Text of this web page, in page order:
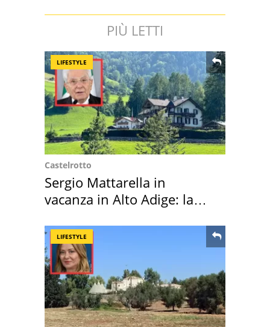
PIÙ LETTI
LIFESTYLE
Castelrotto
Sergio Mattarella in
vacanza in Alto Adige: la
LIFESTYLE